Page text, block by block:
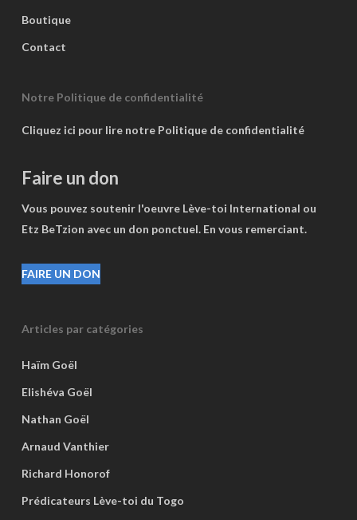
Boutique
Contact
Notre Politique de confidentialité
Cliquez ici pour lire notre Politique de confidentialité
Faire un don
Vous pouvez soutenir l'oeuvre Lève-toi International ou
Etz BeTzion avec un don ponctuel. En vous remerciant.
FAIRE UN DON
Articles par catégories
Haïm Goël
Elishéva Goël
Nathan Goël
Arnaud Vanthier
Richard Honorof
Prédicateurs Lève-toi du Togo